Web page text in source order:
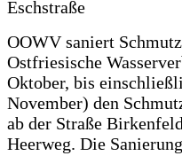
OOWV saniert
Ostfriesische
Oktober, bis
November) den
ab der Straße
Heerweg. Die